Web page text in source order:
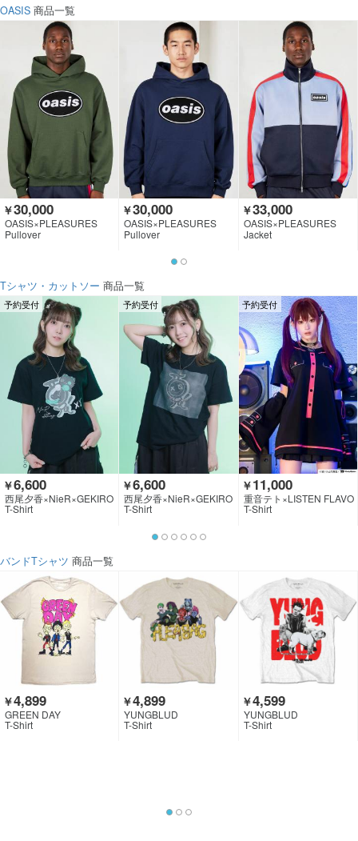
OASIS 商品一覧
￥30,000
OASIS×PLEASURES
Pullover
￥30,000
OASIS×PLEASURES
Pullover
￥33,000
OASIS×PLEASURES
Jacket
Tシャツ・カットソー 商品一覧
予約受付
￥6,600
西尾夕香×NieR×GEKIRO
CK CLOTHING
T-Shirt
予約受付
￥6,600
西尾夕香×NieR×GEKIRO
CK CLOTHING
T-Shirt
予約受付
￥11,000
重音テト×LISTEN FLAVO
R
T-Shirt
バンドTシャツ 商品一覧
￥4,899
GREEN DAY
T-Shirt
￥4,899
YUNGBLUD
T-Shirt
￥4,599
YUNGBLUD
T-Shirt